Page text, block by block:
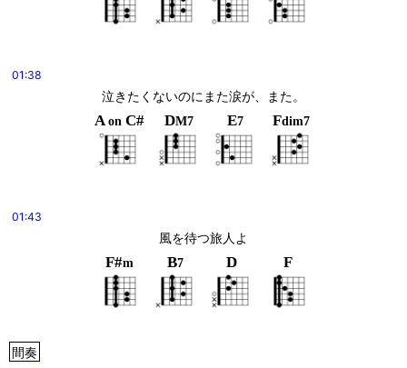
01:38
泣きたくないのにまた涙が、また。
A on C# DM7 E7 Fdim7
01:43
風を待つ旅人よ
F#m B7 D F
間奏